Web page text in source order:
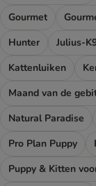
Gourmet
Hunter
Julius-
Kattenluiken
Natural Paradise
Pro Plan Puppy
Puppy & Kitten